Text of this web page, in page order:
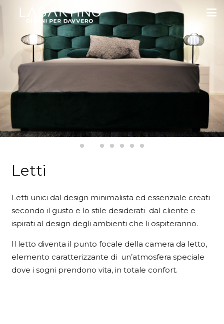
Letti
Letti unici dal design minimalista ed essenziale creati
secondo il gusto e lo stile desiderati dal cliente e
ispirati al design degli ambienti che li ospiteranno.
Il letto diventa il punto focale della camera da letto,
elemento caratterizzante di un’atmosfera speciale
dove i sogni prendono vita, in totale confort.